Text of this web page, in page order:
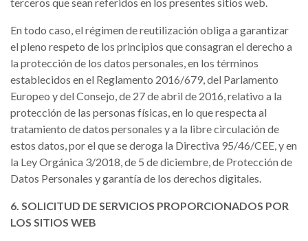
En todo caso, el régimen de reutilización obliga a garantizar
el pleno respeto de los principios que consagran el derecho a
la protección de los datos personales, en los términos
establecidos en el Reglamento 2016/679, del Parlamento
Europeo y del Consejo, de 27 de abril de 2016, relativo a la
protección de las personas físicas, en lo que respecta al
tratamiento de datos personales y a la libre circulación de
estos datos, por el que se deroga la Directiva 95/46/CEE, y en
la Ley Orgánica 3/2018, de 5 de diciembre, de Protección de
Datos Personales y garantía de los derechos digitales.
6. SOLICITUD DE SERVICIOS PROPORCIONADOS POR
LOS SITIOS WEB